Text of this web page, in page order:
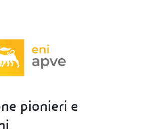
pionieri e